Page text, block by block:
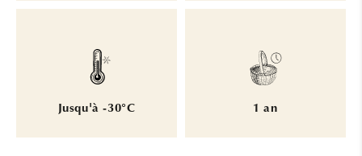
Jusqu'à -30°C 1 an